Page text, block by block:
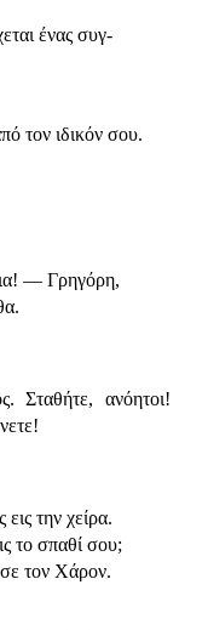
ένας συγ-
τον ιδικόν σου.
— Γρηγόρη,
ανόητοι!
την χείρα.
το σπαθί σου;
τον Χάρον.